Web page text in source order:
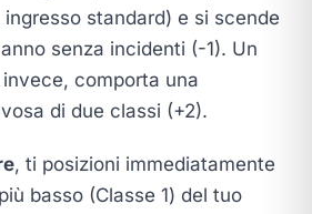
ingresso standard) e si scende
senza incidenti (-1). Un
comporta una
di due classi (+2).
, ti posizioni immediatamente
basso (Classe 1) del tuo